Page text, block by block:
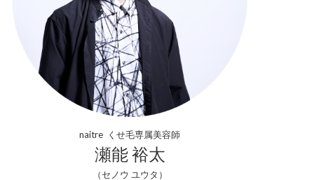
naitre くせ毛専属美容師
瀬能 裕太
（セノウ ユウタ）